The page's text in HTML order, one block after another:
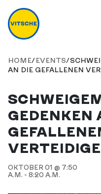
HOME/EVENTS/
AN DIE GEFALLENEN
GEDENKEN
OKTOBER 01 @ 7:50
A.M. - 8:20 A.M.